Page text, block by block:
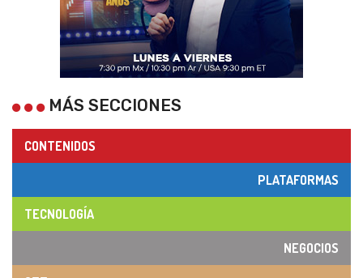
MÁS SECCIONES
CONTENIDOS
PLATAFORMAS
TECNOLOGÍA
NEGOCIOS